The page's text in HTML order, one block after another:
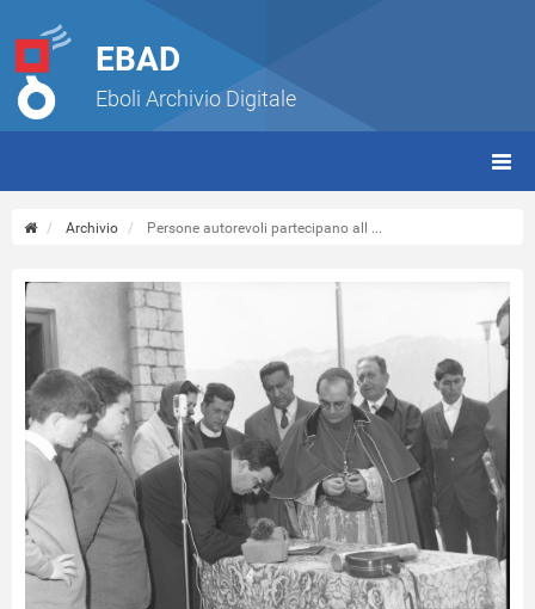
EBAD
Eboli Archivio Digitale
Archivio Persone autorevoli partecipano all ...